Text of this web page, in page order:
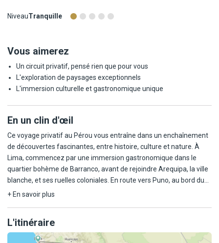
NiveauTranquille
Vous aimerez
Un circuit privatif, pensé rien que pour vous
L'exploration de paysages exceptionnels
L'immersion culturelle et gastronomique unique
En un clin d'œil
Ce voyage privatif au Pérou vous entraîne dans un enchaînement
de découvertes fascinantes, entre histoire, culture et nature. À
Lima, commencez par une immersion gastronomique dans le
quartier bohème de Barranco, avant de rejoindre Arequipa, la ville
blanche, et ses ruelles coloniales. En route vers Puno, au bord du
lac Titicaca, vous découvrez des paysages andins époustouflants
Sacrée et le mythique Machu Picchu. L'aventure continue en
Amazonie, à Puerto Maldonado, pour des randonnées immersives
+ En savoir plus
L'itinéraire